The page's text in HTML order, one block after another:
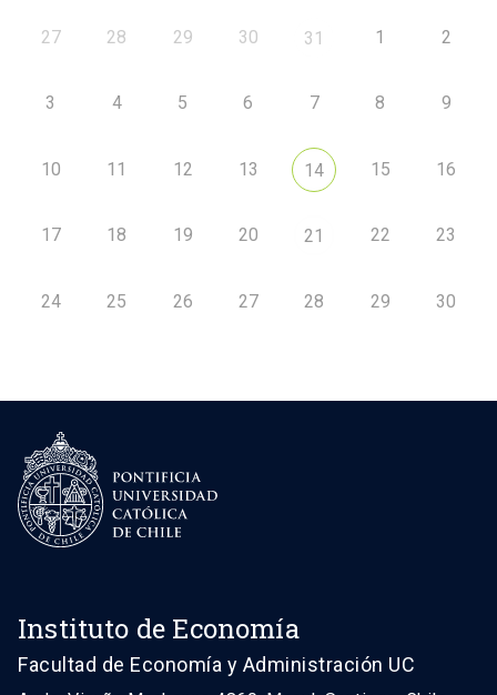
27 28 29 30 31 1 2
3 4 5 6 7 8 9
10 11 12 13 14 15 16
17 18 19 20 21 22 23
24 25 26 27 28 29 30
Instituto de Economía
Facultad de Economía y Administración UC